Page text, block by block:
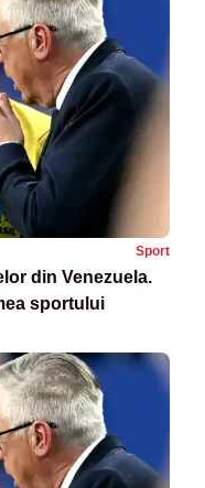
Sport
din Venezuela.
sportului